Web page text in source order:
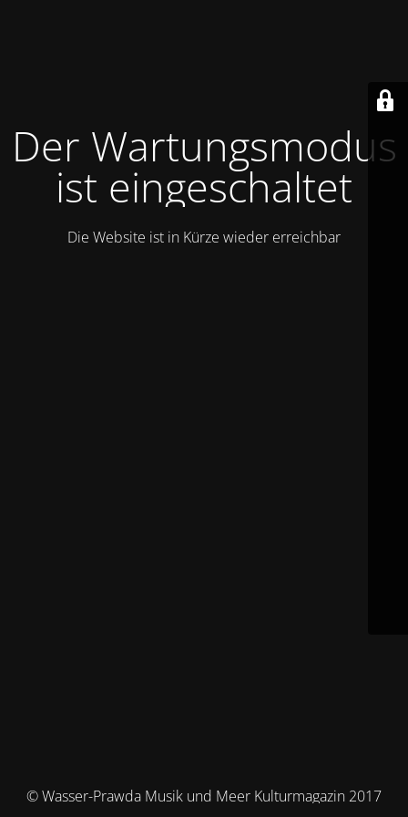
Der Wartungsmodus
ist eingeschaltet
Die Website ist in Kürze wieder erreichbar
© Wasser-Prawda Musik und Meer Kulturmagazin 2017